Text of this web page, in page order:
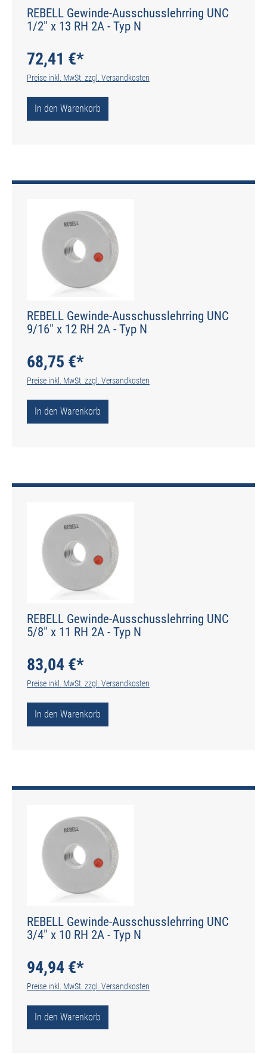
REBELL Gewinde-Ausschusslehrring UNC
1/2" x 13 RH 2A - Typ N
72,41 €*
Preise inkl. MwSt. zzgl. Versandkosten
In den Warenkorb
REBELL Gewinde-Ausschusslehrring UNC
9/16" x 12 RH 2A - Typ N
68,75 €*
Preise inkl. MwSt. zzgl. Versandkosten
In den Warenkorb
REBELL Gewinde-Ausschusslehrring UNC
5/8" x 11 RH 2A - Typ N
83,04 €*
Preise inkl. MwSt. zzgl. Versandkosten
In den Warenkorb
REBELL Gewinde-Ausschusslehrring UNC
3/4" x 10 RH 2A - Typ N
94,94 €*
Preise inkl. MwSt. zzgl. Versandkosten
In den Warenkorb